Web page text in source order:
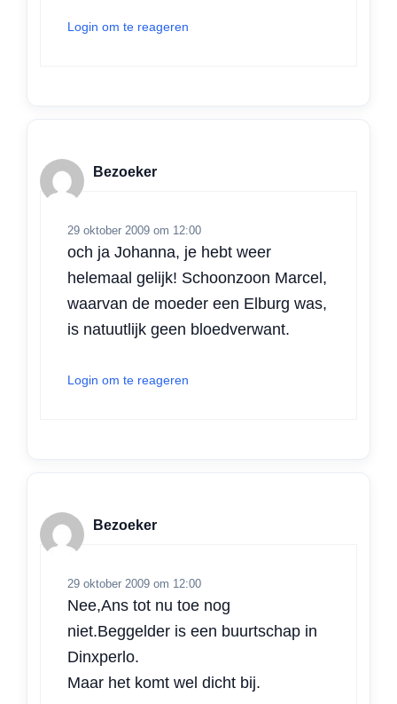
Login om te reageren
Bezoeker
29 oktober 2009 om 12:00
och ja Johanna, je hebt weer
helemaal gelijk! Schoonzoon Marcel,
waarvan de moeder een Elburg was,
is natuutlijk geen bloedverwant.
Login om te reageren
Bezoeker
29 oktober 2009 om 12:00
Nee,Ans tot nu toe nog
niet.Beggelder is een buurtschap in
Dinxperlo.
Maar het komt wel dicht bij.